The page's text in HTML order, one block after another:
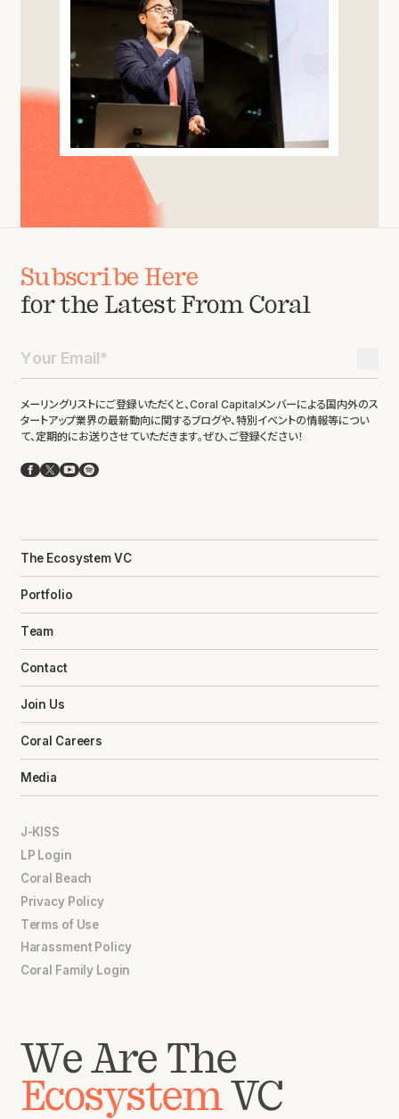
Subscribe Here
for the Latest From Coral
メーリングリストにご登録いただくと、Coral Capitalメンバーによる国内外のス
タートアップ業界の最新動向に関するブログや、特別イベントの情報等につい
て、定期的にお送りさせていただきます。ぜひ、ご登録ください！
Facebook
X YouTube
Spotify
The Ecosystem VC
Portfolio
Team
Contact
Join Us
Coral Careers
Media
J-KISS
LP Login
Coral Beach
Privacy Policy
Terms of Use
Harassment Policy
Coral Family Login
We Are The
EcosystemVC